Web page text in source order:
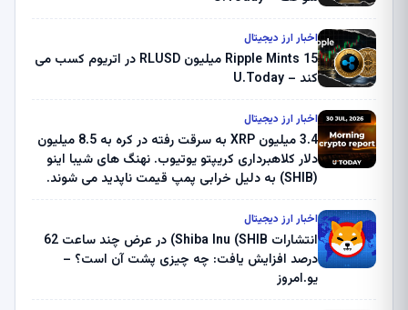
اخبار ارز دیجیتال
Ripple Mints 15 میلیون RLUSD در اتریوم کسب می
کند – U.Today
اخبار ارز دیجیتال
3.4 میلیون XRP به سرقت رفته در کره به 8.5 میلیون
دلار کلاهبرداری کریپتو یوتیوب. نهنگ های شیبا اینو
(SHIB) به دلیل خرابی پمپ قیمت ناپدید می شوند.
ثبت کرد – گزارش کریپتو صبح – U.Today
اخبار ارز دیجیتال
انتشارات Shiba Inu (SHIB) در عرض چند ساعت 62
درصد افزایش یافت: چه چیزی پشت آن است؟ –
یو.امروز